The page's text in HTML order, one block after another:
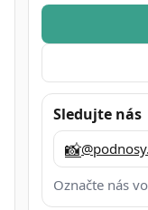
Sledujte nás
📸
Označte nás